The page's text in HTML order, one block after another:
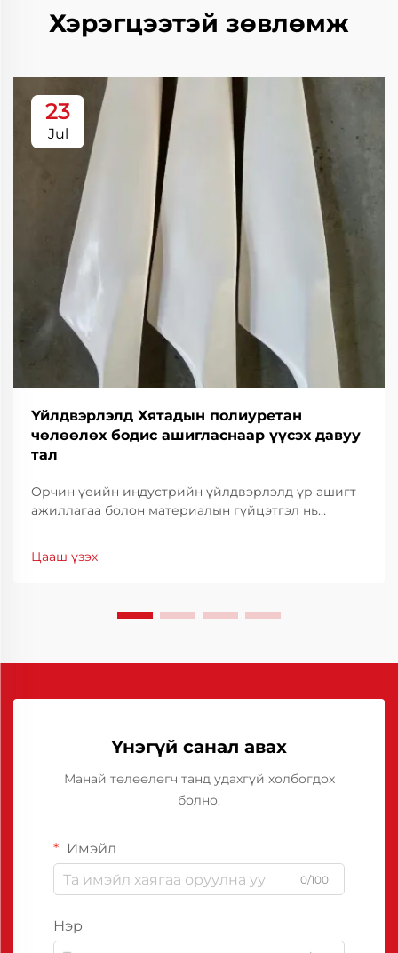
Хэрэгцээтэй зөвлөмж
23
Jul
Үйлдвэрлэлд Хятадын полиуретан
чөлөөлөх бодис ашигласнаар үүсэх давуу
тал
Орчин үеийн индустрийн үйлдвэрлэлд үр ашигт
ажиллагаа болон материалын гүйцэтгэл нь
бэхжүүлэхэд туслах гол хэрэгсэл нь тусгай
Цааш үзэх
Үнэгүй санал авах
Манай төлөөлөгч танд удахгүй холбогдох
болно.
Имэйл
0/100
Нэр